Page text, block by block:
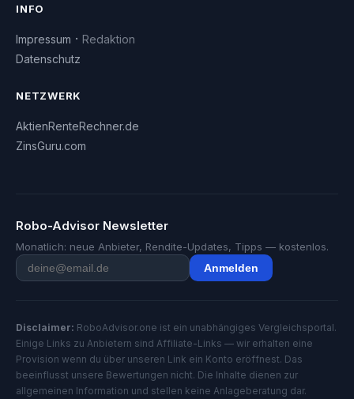
INFO
Impressum · Redaktion
Datenschutz
NETZWERK
AktienRenteRechner.de
ZinsGuru.com
Robo-Advisor Newsletter
Monatlich: neue Anbieter, Rendite-Updates, Tipps — kostenlos.
Anmelden
Disclaimer: RoboAdvisor.one ist ein unabhängiges Vergleichsportal.
Einige Links zu Anbietern sind Affiliate-Links — wir erhalten eine
Provision wenn du über unseren Link ein Konto eröffnest. Das
beeinflusst unsere Bewertungen nicht. Die Inhalte dienen zur
allgemeinen Information und stellen keine Anlageberatung dar.